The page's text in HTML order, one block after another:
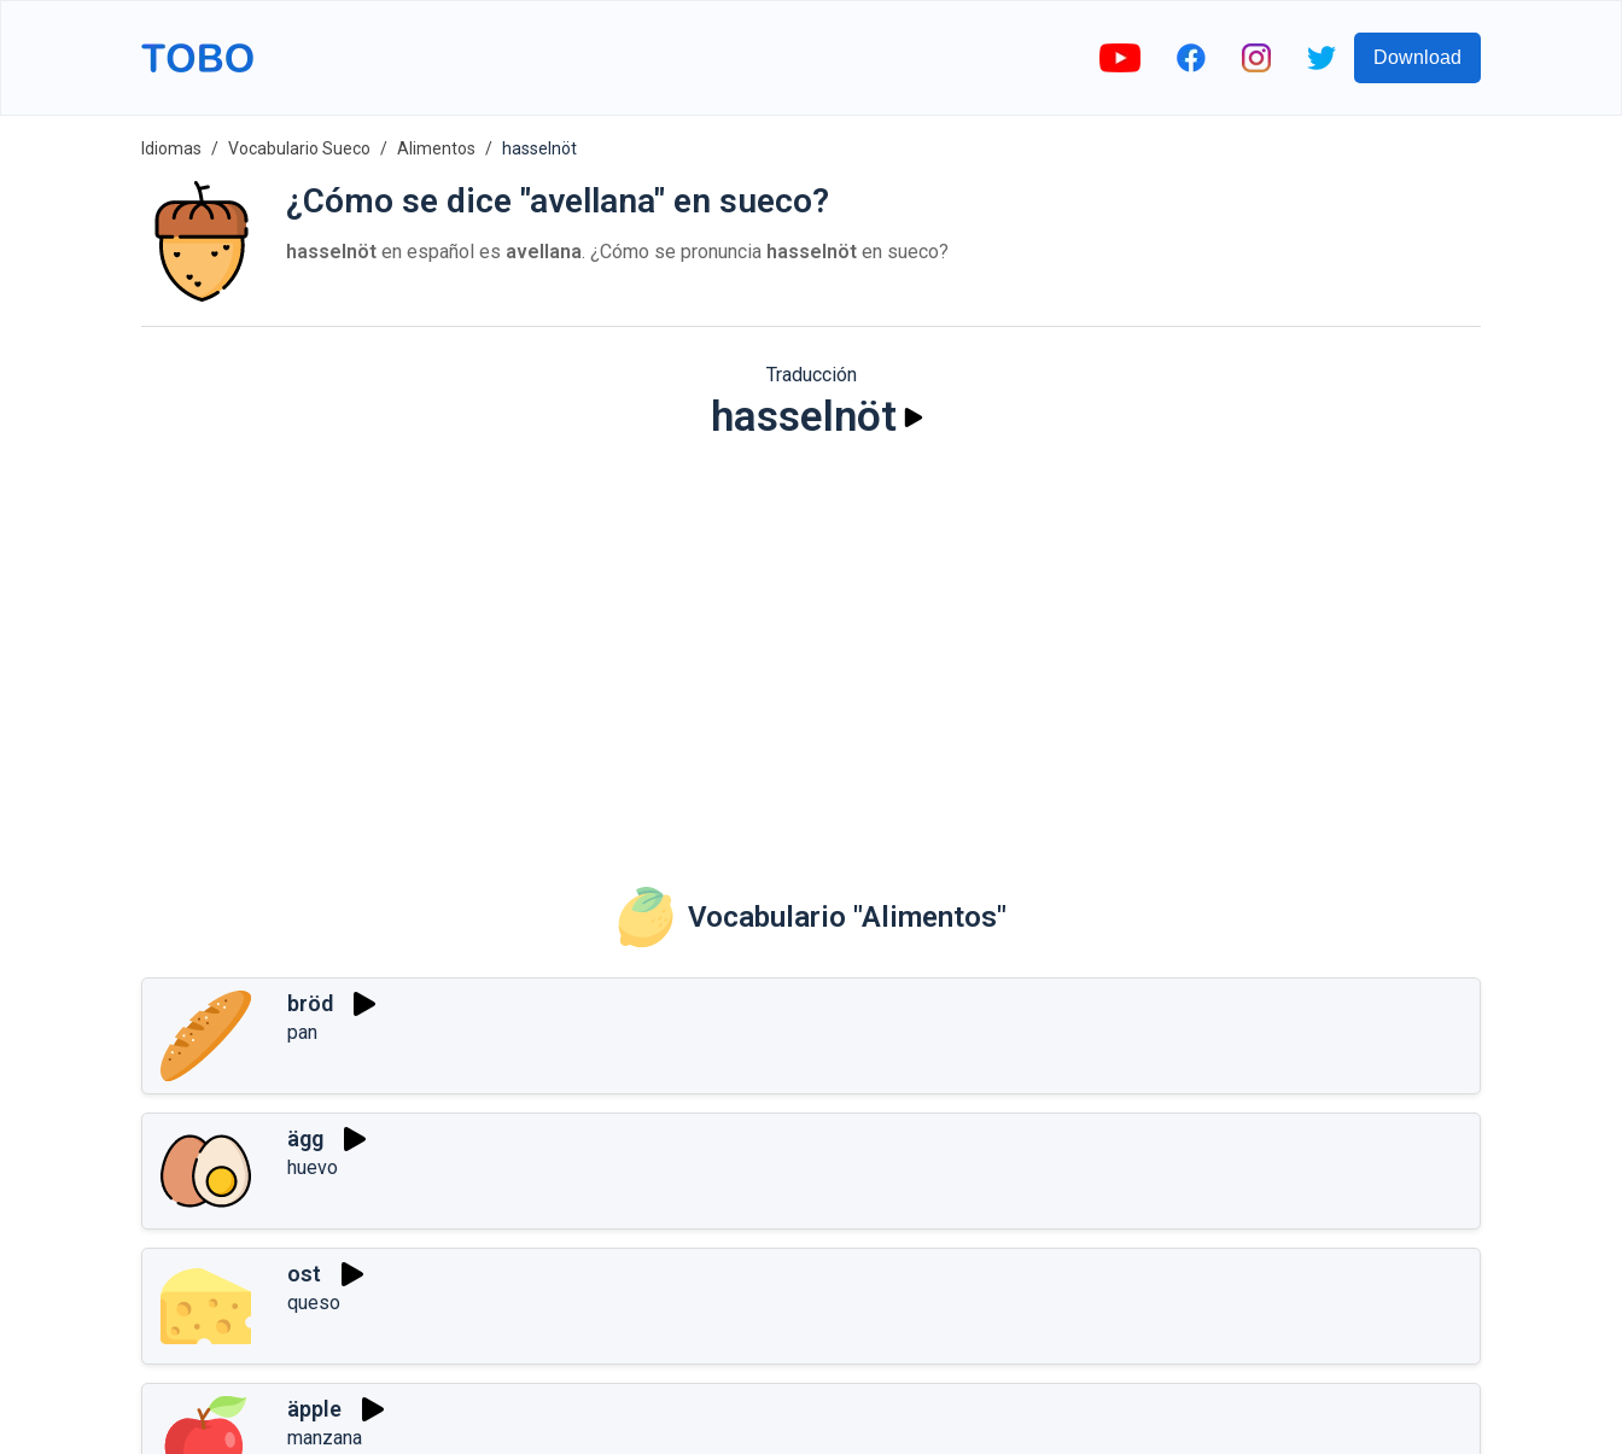
Download
Idiomas Vocabulario Sueco Alimentos hasselnöt
¿Cómo se dice "avellana" en sueco?
hasselnöt en español es avellana. ¿Cómo se pronuncia hasselnöt en sueco?
Traducción
hasselnöt
Vocabulario "Alimentos"
bröd
pan
ägg
huevo
ost
queso
äpple
manzana